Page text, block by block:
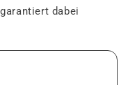
dabei